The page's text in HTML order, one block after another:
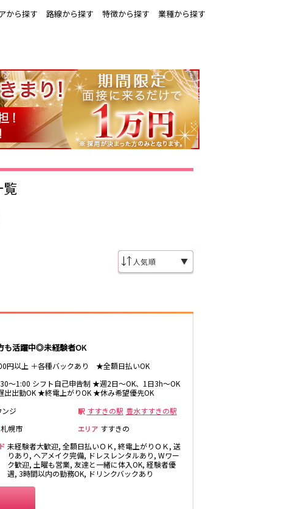
から探す 路線から探す 特徴から探す 業種から探す
▼
も活躍中◎未経験者OK
円以上 ＋各種バックあり ★全額日払いOK
～1:00 シフト自己申告制 ★週2日～OK、1日3h～OK
出勤OK ★終電上がりOK ★休み希望優先OK
ンジ 駅 すすきの駅 豊水すすきの駅
札幌市 エリア すすきの
未経験者大歓迎, 全額日払いＯＫ, 終電上がりＯＫ, 送
りあり, ヘアメイク完備, ドレスレンタルあり, Wワー
ク歓迎, 土曜も営業, 友達と一緒に体入OK, 経験者優
遇, 3時間以内の勤務OK, ドリンクバックあり